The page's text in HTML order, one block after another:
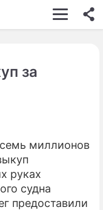
ШОУ-БИЗНЕС
КИНО
ЭКОНОМИКА
ПРОИСШЕСТВИЯ
СОННИК
за
миллионов
руках
судна
предоставили